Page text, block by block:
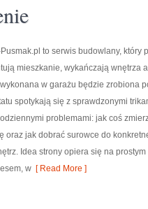
to serwis budowlany, który
mieszkanie, wykańczają wnętrza
w garażu będzie zrobiona
spotykają się z sprawdzonymi
problemami: jak coś
oraz jak dobrać surowce do
Idea strony opiera się na
w [ Read More ]